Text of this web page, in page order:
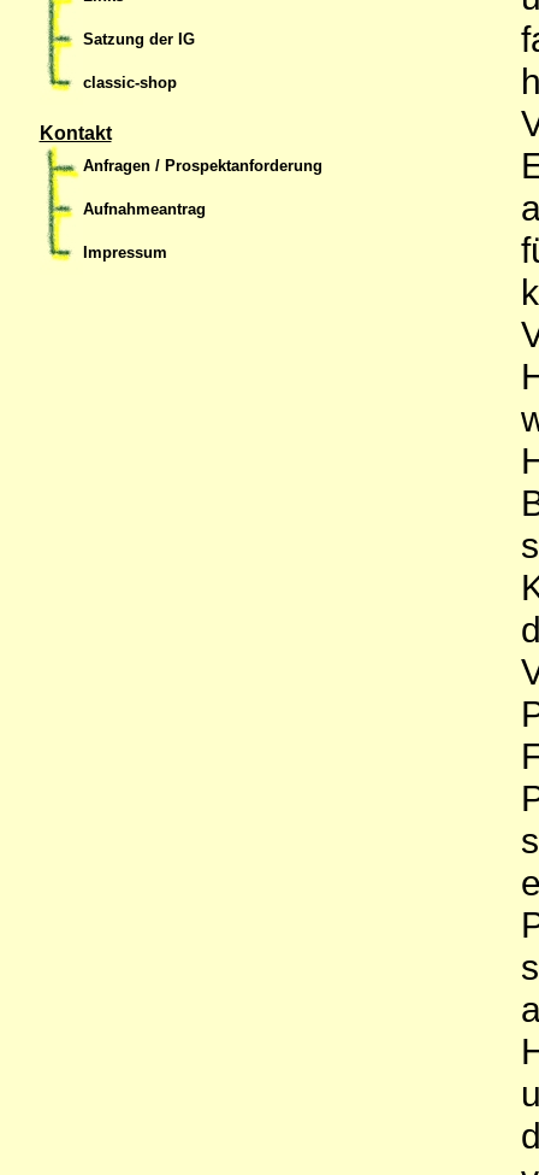
Satzung der IG
classic-shop
Kontakt
Anfragen / Prospektanforderung
Aufnahmeantrag
Impressum